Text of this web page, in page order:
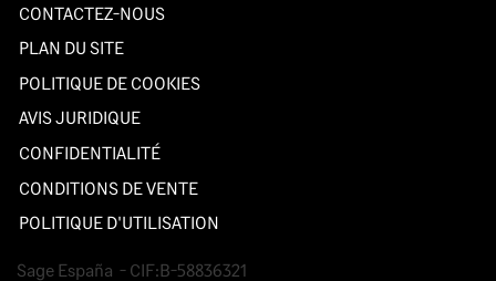
CONTACTEZ-NOUS
PLAN DU SITE
POLITIQUE DE COOKIES
AVIS JURIDIQUE
CONFIDENTIALITÉ
CONDITIONS DE VENTE
POLITIQUE D'UTILISATION
Sage España - CIF:B-58836321